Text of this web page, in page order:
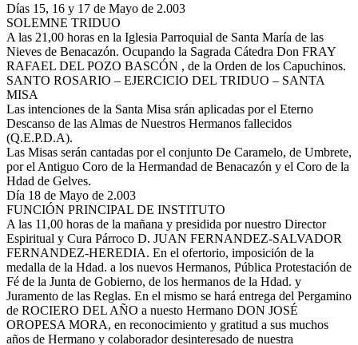
Días 15, 16 y 17 de Mayo de 2.003
SOLEMNE TRIDUO
A las 21,00 horas en la Iglesia Parroquial de Santa María de las
Nieves de Benacazón. Ocupando la Sagrada Cátedra Don FRAY
RAFAEL DEL POZO BASCÓN , de la Orden de los Capuchinos.
SANTO ROSARIO – EJERCICIO DEL TRIDUO – SANTA
MISA
Las intenciones de la Santa Misa srán aplicadas por el Eterno
Descanso de las Almas de Nuestros Hermanos fallecidos
(Q.E.P.D.A).
Las Misas serán cantadas por el conjunto De Caramelo, de Umbrete,
por el Antiguo Coro de la Hermandad de Benacazón y el Coro de la
Hdad de Gelves.
Día 18 de Mayo de 2.003
FUNCIÓN PRINCIPAL DE INSTITUTO
A las 11,00 horas de la mañana y presidida por nuestro Director
Espiritual y Cura Párroco D. JUAN FERNANDEZ-SALVADOR
FERNANDEZ-HEREDIA. En el ofertorio, imposición de la
medalla de la Hdad. a los nuevos Hermanos, Pública Protestación de
Fé de la Junta de Gobierno, de los hermanos de la Hdad. y
Juramento de las Reglas. En el mismo se hará entrega del Pergamino
de ROCIERO DEL AÑO a nuesto Hermano DON JOSÉ
OROPESA MORA, en reconocimiento y gratitud a sus muchos
años de Hermano y colaborador desinteresado de nuestra